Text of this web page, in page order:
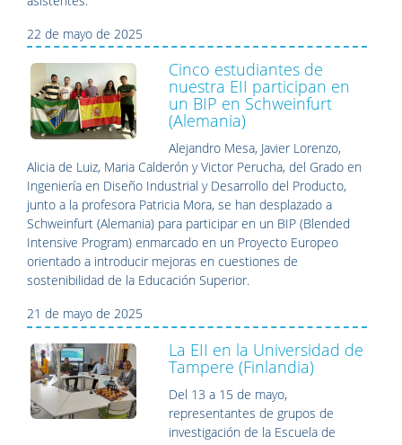
22 de mayo de 2025
Cinco estudiantes de
nuestra EII participan en
un BIP en Schweinfurt
(Alemania)
Alejandro Mesa, Javier Lorenzo,
Alicia de Luiz, Maria Calderón y Victor Perucha, del Grado en
Ingeniería en Diseño Industrial y Desarrollo del Producto,
junto a la profesora Patricia Mora, se han desplazado a
Schweinfurt (Alemania) para participar en un BIP (Blended
Intensive Program) enmarcado en un Proyecto Europeo
orientado a introducir mejoras en cuestiones de
sostenibilidad de la Educación Superior.
21 de mayo de 2025
La EII en la Universidad de
Tampere (Finlandia)
Del 13 a 15 de mayo,
representantes de grupos de
investigación de la Escuela de